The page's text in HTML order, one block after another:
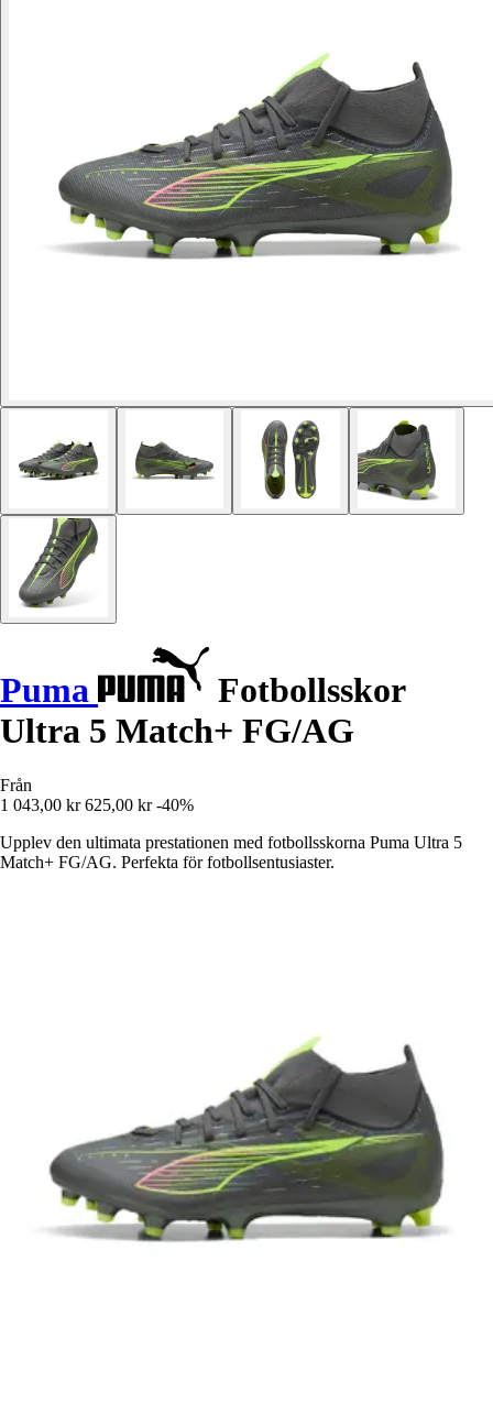
Puma
Fotbollsskor
Ultra 5 Match+ FG/AG
Från
1 043,00 kr 625,00 kr -40%
Upplev den ultimata prestationen med fotbollsskorna Puma Ultra 5
Match+ FG/AG. Perfekta för fotbollsentusiaster.